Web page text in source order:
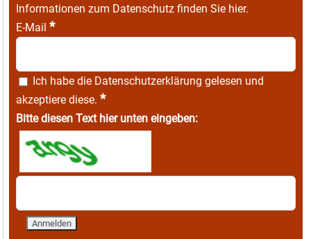
Informationen zum Datenschutz finden Sie hier.
E-Mail *
Ich habe die Datenschutzerklärung gelesen und
akzeptiere diese. *
Bitte diesen Text hier unten eingeben: